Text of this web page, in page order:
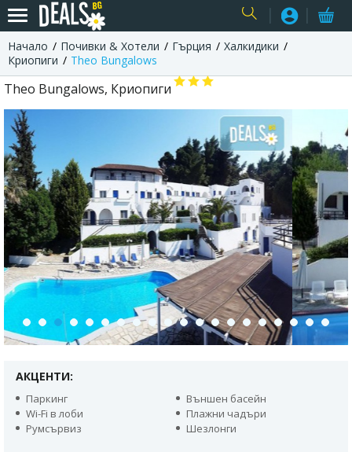
Начало Почивки & Хотели Гърция
Халкидики
Криопиги
Theo Bungalows
Theo Bungalows, Криопиги
АКЦЕНТИ:
Паркинг
Външен басейн
Wi-Fi в лоби
Плажни чадъри
Румсървиз
Шезлонги